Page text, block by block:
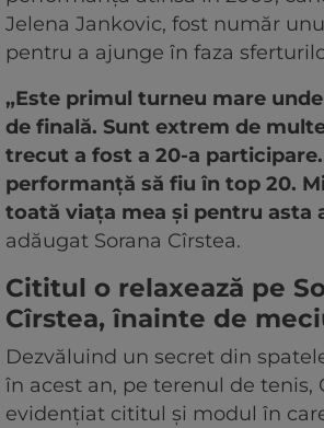
Jelena Jankovic, fost număr
pentru a ajunge în faza
„Este primul turneu mare
de finală. Sunt extrem de
trecut a fost a 20-a participare.
performanță să fiu în top 20.
toată viața mea și pentru asta
adăugat Sorana Cîrstea.
Cititul o relaxează pe
Cîrstea, înainte de
Dezvăluind un secret din
în acest an, pe terenul de tenis,
evidențiat cititul și modul în